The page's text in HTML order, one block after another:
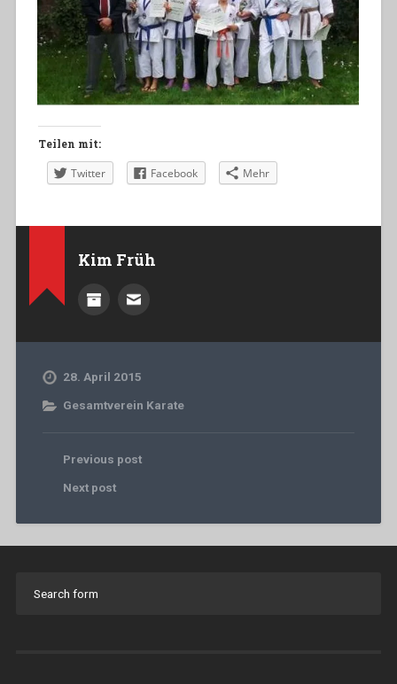
Teilen mit:
Twitter Facebook Mehr
Kim Früh
28. April 2015
Gesamtverein Karate
Previous post
Next post